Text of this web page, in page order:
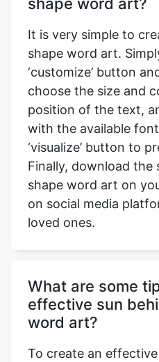
shape word art?
It is very simple to
shape word art.
‘customize’ button
choose the size and
position of the text,
with the available
‘visualize’ button to
Finally, download the
shape word art on
on social media
loved ones.
What are some
effective sun
word art?
To create an